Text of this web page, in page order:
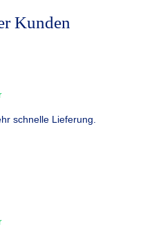
Kunden
schnelle Lieferung.